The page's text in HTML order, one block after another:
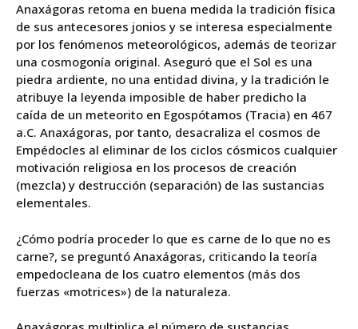
Anaxágoras retoma en buena medida la tradición física
de sus antecesores jonios y se interesa especialmente
por los fenómenos meteorológicos, además de teorizar
una cosmogonía original. Aseguró que el Sol es una
piedra ardiente, no una entidad divina, y la tradición le
atribuye la leyenda imposible de haber predicho la
caída de un meteorito en Egospótamos (Tracia) en 467
a.C. Anaxágoras, por tanto, desacraliza el cosmos de
Empédocles al eliminar de los ciclos cósmicos cualquier
motivación religiosa en los procesos de creación
(mezcla) y destrucción (separación) de las sustancias
elementales.
¿Cómo podría proceder lo que es carne de lo que no es
carne?, se preguntó Anaxágoras, criticando la teoría
empedocleana de los cuatro elementos (más dos
fuerzas «motrices») de la naturaleza.